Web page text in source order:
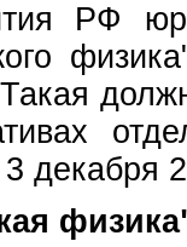
РФ
декабря